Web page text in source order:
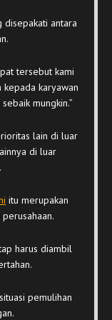
disepakati antara
tersebut kami
karyawan
mungkin.”
lain di luar
di luar
itu merupakan
harus diambil
pemulihan